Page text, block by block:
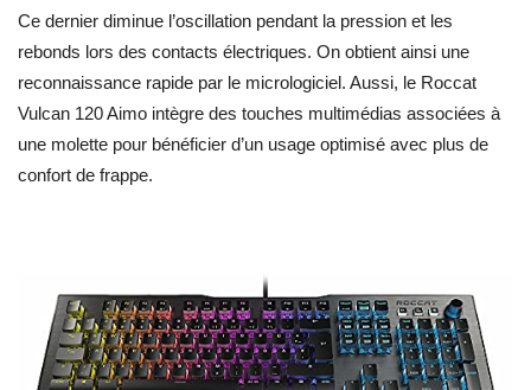
Ce dernier diminue l’oscillation pendant la pression et les
rebonds lors des contacts électriques. On obtient ainsi une
reconnaissance rapide par le micrologiciel. Aussi, le Roccat
Vulcan 120 Aimo intègre des touches multimédias associées à
une molette pour bénéficier d’un usage optimisé avec plus de
confort de frappe.